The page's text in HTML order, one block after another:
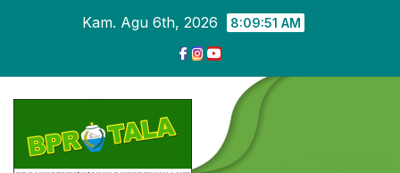
Kam. Agu 6th, 2026 8:09:51 AM